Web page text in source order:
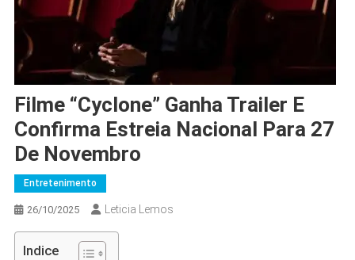
Filme “Cyclone” Ganha Trailer E
Confirma Estreia Nacional Para 27
De Novembro
Entretenimento
26/10/2025 Leticia Lemos
Indice